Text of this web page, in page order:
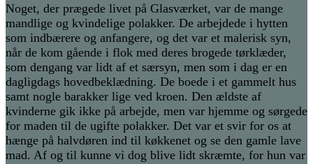
Noget, der prægede livet på Glasværket, var de mange
mandlige og kvindelige polakker. De arbejdede i hytten
som indbærere og anfangere, og det var et malerisk syn,
når de kom gående i flok med deres brogede tørklæder,
som dengang var lidt af et særsyn, men som i dag er en
dagligdags hovedbeklædning. De boede i et gammelt hus
samt nogle barakker lige ved kroen. Den ældste af
kvinderne gik ikke på arbejde, men var hjemme og sørgede
for maden til de ugifte polakker. Det var et svir for os at
hænge på halvdøren ind til køkkenet og se den gamle lave
mad. Af og til kunne vi dog blive lidt skræmte, for hun var